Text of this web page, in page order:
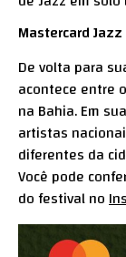
Mastercard
De volta para
acontece entre
na Bahia. Em
artistas
diferentes da
Você pode
do festival no